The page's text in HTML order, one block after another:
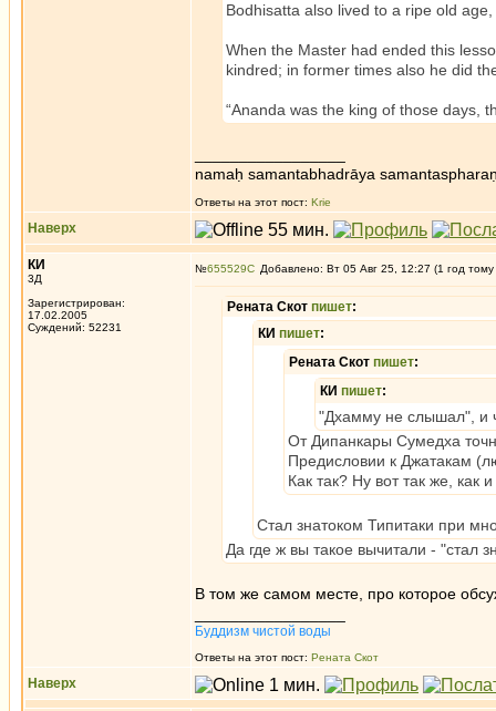
Bodhisatta also lived to a ripe old
When the Master had ended this
kindred; in former times also he did
“Ananda was the king of those days,
namaḥ samantabhadrāya
Ответы на этот пост: Krie
Наверх
КИ
3Д
Зарегистрирован:
17.02.2005
Суждений: 52231
№655529 Добавлено: Вт 05 Авг 25, 12:27 (1 год тому
Рената Скот пишет:
КИ пишет:
Рената Скот пишет:
КИ пишет:
"Дхамму не слышал", и
От Дипанкары Сумедха
Предисловии к Джатакам
Как так? Ну вот так же, как
Стал знатоком Типитаки при
Да где ж вы такое вычитали - "стал
В том же самом месте, про которое
Буддизм чистой воды
Ответы на этот пост: Рената Скот
Наверх